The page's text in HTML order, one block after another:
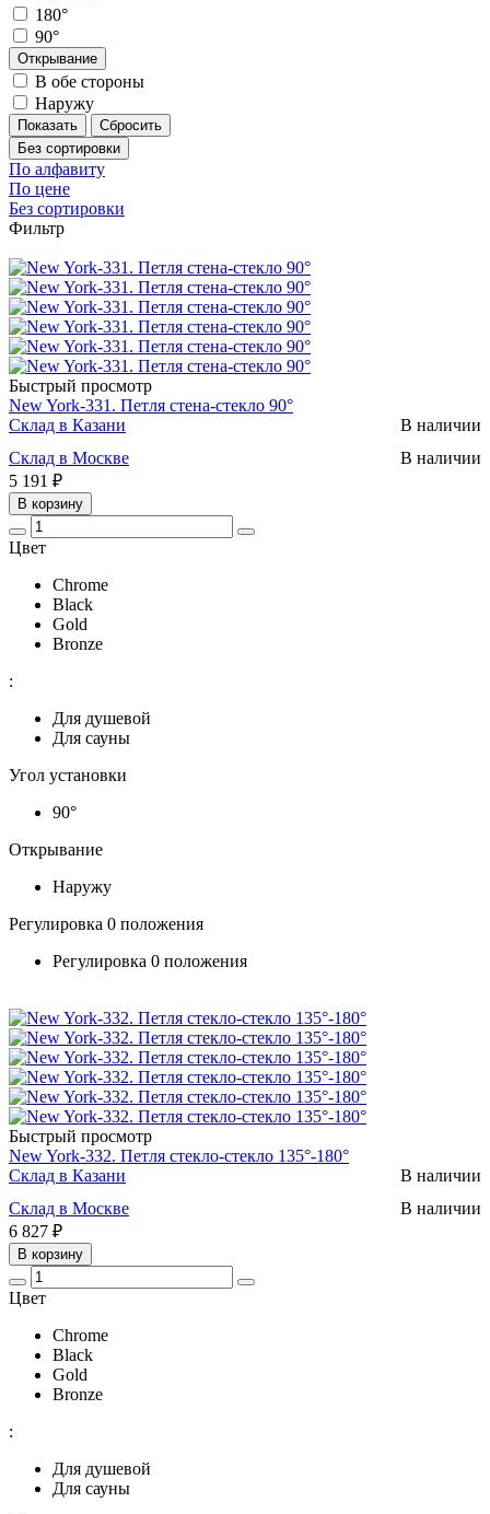
180°
90°
Открывание
В обе стороны
Наружу
Без сортировки
По алфавиту
По цене
Без сортировки
Фильтр
Быстрый просмотр
New York-331. Петля стена-стекло 90°
Склад в Казани
В наличии
Склад в Москве
В наличии
5 191 ₽
В корзину
Цвет
Chrome
Black
Gold
Bronze
:
Для душевой
Для сауны
Угол установки
90°
Открывание
Наружу
Регулировка 0 положения
Регулировка 0 положения
Быстрый просмотр
New York-332. Петля стекло-стекло 135°-180°
Склад в Казани
В наличии
Склад в Москве
В наличии
6 827 ₽
В корзину
Цвет
Chrome
Black
Gold
Bronze
:
Для душевой
Для сауны